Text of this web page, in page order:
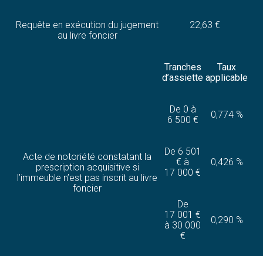
Requête en exécution du jugement
au livre foncier
22,63 €
Acte de notoriété constatant la
prescription acquisitive si
l’immeuble n’est pas inscrit au livre
foncier
Tranches
d’assiette
Taux
applicable
De 0 à
6 500 €
0,774 %
De 6 501
€ à
17 000 €
0,426 %
De
17 001 €
à 30 000
€
0,290 %